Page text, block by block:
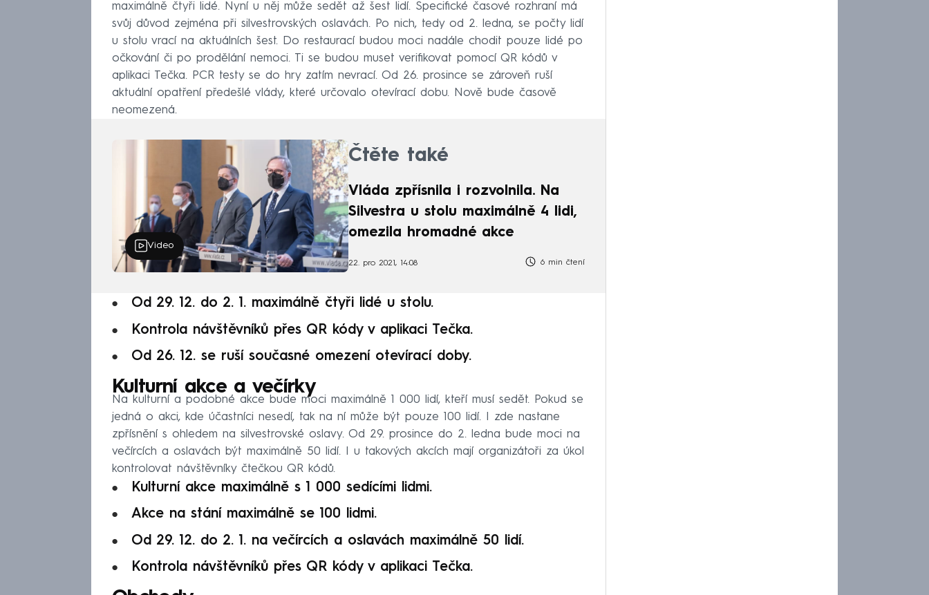
maximálně čtyři lidé. Nyní u něj může sedět až šest lidí. Specifické časové rozhraní má
svůj důvod zejména při silvestrovských oslavách. Po nich, tedy od 2. ledna, se počty lidí
u stolu vrací na aktuálních šest. Do restaurací budou moci nadále chodit pouze lidé po
očkování či po prodělání nemoci. Ti se budou muset verifikovat pomocí QR kódů v
aplikaci Tečka. PCR testy se do hry zatím nevrací. Od 26. prosince se zároveň ruší
aktuální opatření předešlé vlády, které určovalo otevírací dobu. Nově bude časově
neomezená.
Video
Čtěte také
Vláda zpřísnila i rozvolnila. Na
Silvestra u stolu maximálně 4 lidi,
omezila hromadné akce
22. pro 2021, 14:08 6 min čtení
Od 29. 12. do 2. 1. maximálně čtyři lidé u stolu.
Kontrola návštěvníků přes QR kódy v aplikaci Tečka.
Od 26. 12. se ruší současné omezení otevírací doby.
Kulturní akce a večírky
Na kulturní a podobné akce bude moci maximálně 1 000 lidí, kteří musí sedět. Pokud se
jedná o akci, kde účastníci nesedí, tak na ní může být pouze 100 lidí. I zde nastane
zpřísnění s ohledem na silvestrovské oslavy. Od 29. prosince do 2. ledna bude moci na
večírcích a oslavách být maximálně 50 lidí. I u takových akcích mají organizátoři za úkol
kontrolovat návštěvníky čtečkou QR kódů.
Kulturní akce maximálně s 1 000 sedícími lidmi.
Akce na stání maximálně se 100 lidmi.
Od 29. 12. do 2. 1. na večírcích a oslavách maximálně 50 lidí.
Kontrola návštěvníků přes QR kódy v aplikaci Tečka.